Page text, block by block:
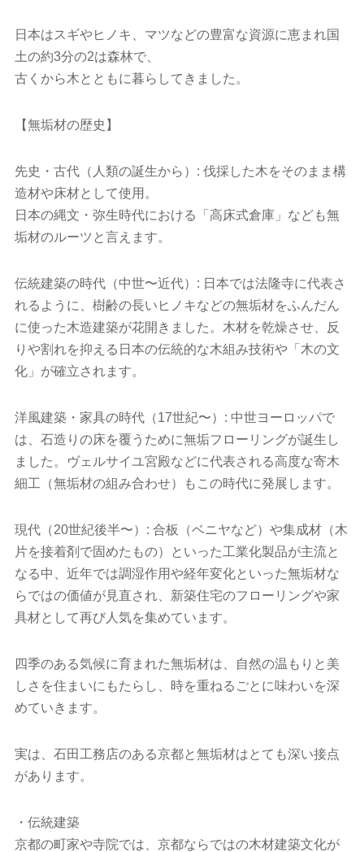
日本はスギやヒノキ、マツなどの豊富な資源に恵まれ国
土の約3分の2は森林で、
古くから木とともに暮らしてきました。
【無垢材の歴史】
先史・古代（人類の誕生から）: 伐採した木をそのまま構
造材や床材として使用。
日本の縄文・弥生時代における「高床式倉庫」なども無
垢材のルーツと言えます。
伝統建築の時代（中世〜近代）: 日本では法隆寺に代表さ
れるように、樹齢の長いヒノキなどの無垢材をふんだん
に使った木造建築が花開きました。木材を乾燥させ、反
りや割れを抑える日本の伝統的な木組み技術や「木の文
化」が確立されます。
洋風建築・家具の時代（17世紀〜）: 中世ヨーロッパで
は、石造りの床を覆うために無垢フローリングが誕生し
ました。ヴェルサイユ宮殿などに代表される高度な寄木
細工（無垢材の組み合わせ）もこの時代に発展します。
現代（20世紀後半〜）: 合板（ベニヤなど）や集成材（木
片を接着剤で固めたもの）といった工業化製品が主流と
なる中、近年では調湿作用や経年変化といった無垢材な
らではの価値が見直され、新築住宅のフローリングや家
具材として再び人気を集めています。
四季のある気候に育まれた無垢材は、自然の温もりと美
しさを住まいにもたらし、時を重ねるごとに味わいを深
めていきます。
実は、石田工務店のある京都と無垢材はとても深い接点
があります。
・伝統建築
京都の町家や寺院では、京都ならではの木材建築文化が